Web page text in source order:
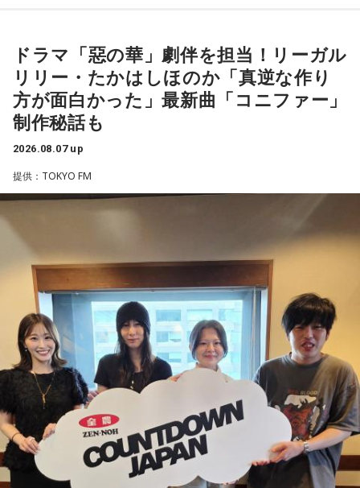
ラーが出たり、身体との感覚がつながりずらかったりするな
かで、本当にトレーナーさんのおかげでうまくやっていただ
きました」
――石垣島で自主トレをともにした後輩である篠原響投手の
活躍をどうご覧になられましたか？
山田「球速がすごくて、僕も追いつけるように頑張ります」
2試合に登板してみていかがですか？
山田「自分の持ち味が出せて抑えられることができたので、
そこは1番よかったのかなと思います。試合で投げる、野球が
できる感謝というのも再び感じることができましたし、野球
が楽しかったですね」
――今シーズンの登板はまだ2試合ですが、ヒットを1本も打
たれていないです。
山田「そうなんですか？ 何の意識もしていないです（笑）。
1イニングを無失点で抑える。どれだけピンチを作っても無失
点で抑えるというのが中継ぎの仕事なので、それができたと
いうのは本当にいいことなのかなと思います」
盛りだくさんの内容でお届けする一夜限りの特別番組『中島
健人のオールナイトニッポン』は8月14日(金)25時からニッポ
ン放送をキーステーションに全国ネットで放送。
◎メールテーマ『鬼事』
TVアニメ『逃げ上手の若君』第2期オープニングテーマ「鬼
事」。中島健人はこの「鬼事」を「日々のイラッとした出来
事」や「心がザワザワした、モヤモヤした事」を表す言葉と
してカジュアルに使っています。そんな、あなたの周りで起
きた「鬼事」を教えてください。
中島健人が、どう立ち回ればよかったのか手を差し伸べま
す。
※ メールの件名は「鬼事」でお願いします。
◎コーナー『人生アイズ相談ドラゴン』
「仕事場の上司、良い人なんだけどここが好きになれなく
ドラマ「惡の華」劇伴を担当！リーガル
リリー・たかはしほのか「真逆な作り
方が面白かった」最新曲「コニファー」
制作秘話も
2026.08.07 up
提供：TOKYO FM